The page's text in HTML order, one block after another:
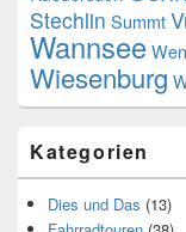
Stechlin Summt
Wannsee
Wiesenburg
Kategorien
Dies und Das (13)